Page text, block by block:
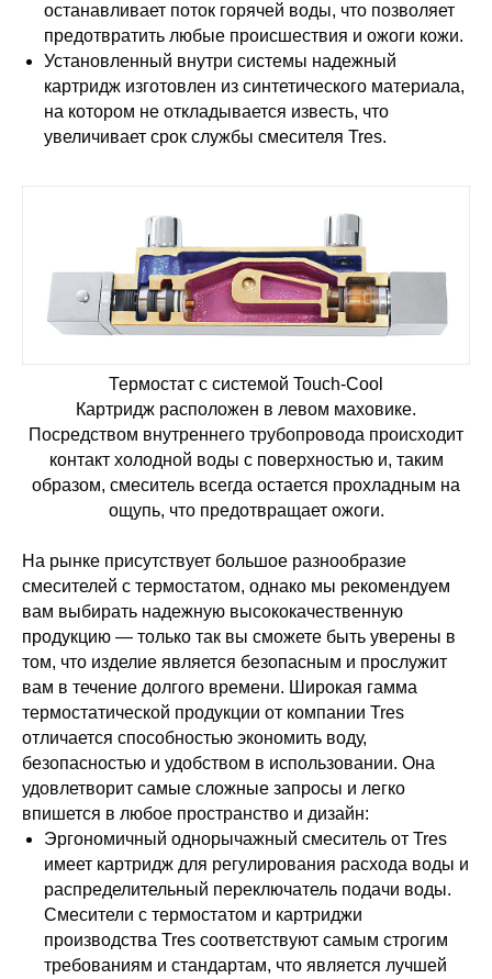
останавливает поток горячей воды, что позволяет
предотвратить любые происшествия и ожоги кожи.
Установленный внутри системы надежный
картридж изготовлен из синтетического материала,
на котором не откладывается известь, что
увеличивает срок службы смесителя Tres.
Термостат с системой Touch-Cool
Картридж расположен в левом маховике.
Посредством внутреннего трубопровода происходит
контакт холодной воды с поверхностью и, таким
образом, смеситель всегда остается прохладным на
ощупь, что предотвращает ожоги.
На рынке присутствует большое разнообразие
смесителей с термостатом, однако мы рекомендуем
вам выбирать надежную высококачественную
продукцию — только так вы сможете быть уверены в
том, что изделие является безопасным и прослужит
вам в течение долгого времени. Широкая гамма
термостатической продукции от компании Tres
отличается способностью экономить воду,
безопасностью и удобством в использовании. Она
удовлетворит самые сложные запросы и легко
впишется в любое пространство и дизайн:
Эргономичный однорычажный смеситель от Tres
имеет картридж для регулирования расхода воды и
распределительный переключатель подачи воды.
Смесители с термостатом и картриджи
производства Tres соответствуют самым строгим
требованиям и стандартам, что является лучшей